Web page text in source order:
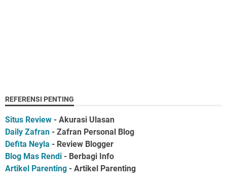
REFERENSI PENTING
Situs Review - Akurasi Ulasan
Daily Zafran - Zafran Personal Blog
Defita Neyla - Review Blogger
Blog Mas Rendi - Berbagi Info
Artikel Parenting - Artikel Parenting